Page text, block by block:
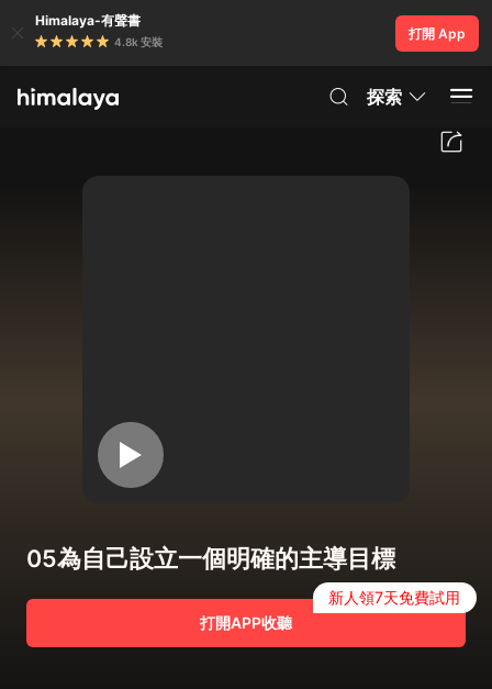
Himalaya-有聲書
4.8k 安裝
打開 App
探索
05為自己設立一個明確的主導目標
打開APP收聽
新人領7天免費試用